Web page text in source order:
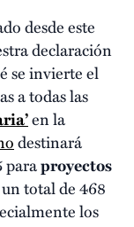
desde este
declaración
se invierte el
a todas las
en la
destinará
paraproyectos
total de 468
los